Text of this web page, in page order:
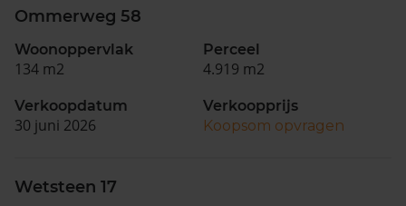
Ommerweg 58
Woonoppervlak
134 m2
Perceel
4.919 m2
Verkoopdatum
30 juni 2026
Verkoopprijs
Koopsom opvragen
Wetsteen 17